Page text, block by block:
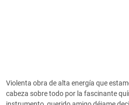
Violenta obra de alta energía que
cabeza sobre todo por la fascinante